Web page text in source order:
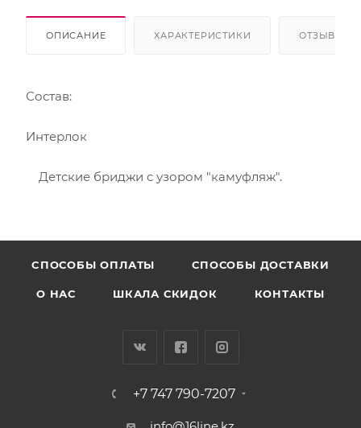
ОПИСАНИЕ ХАРАКТЕРИСТИКИ ОТЗЫВЫ
Состав:
Интерлок
Детские бриджи с узором "камуфляж".
CПОСОБЫ ОПЛАТЫ СПОСОБЫ ДОСТАВКИ
О НАС ШКАЛА СКИДОК КОНТАКТЫ
+7 747 790-7207